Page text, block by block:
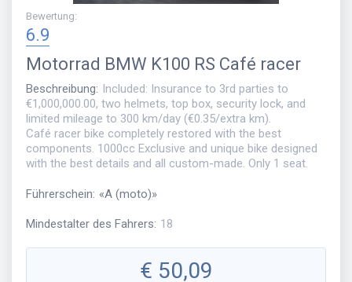
Bewertung:
6.9
Motorrad BMW K100 RS Café racer
Beschreibung: Included: Insurance to 3rd parties to
€1,000,000.00, two helmets, top box, security lock, and
limited mileage to 300 km/day (€0.35/extra km).
Café racer bike completely restored with the best
components. 1000cc Exclusive and unique bike designed
with the best details and all custom-made. Only 1 seat.
Führerschein: «A (moto)»
Mindestalter des Fahrers: 18
€ 50,09